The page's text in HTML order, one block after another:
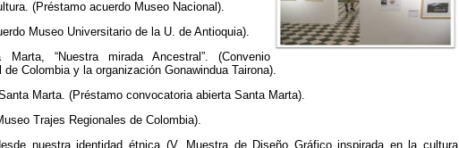
(Préstamo acuerdo Museo Nacional).
Museo Universitario de la U. de Antioquia).
“Nuestra mirada Ancestral”. (Convenio
Colombia y la organización Gonawindua Tairona).
Marta. (Préstamo convocatoria abierta Santa Marta).
Trajes Regionales de Colombia).
nuestra identidad étnica (V. Muestra de Diseño Gráfico inspirada en la cultura